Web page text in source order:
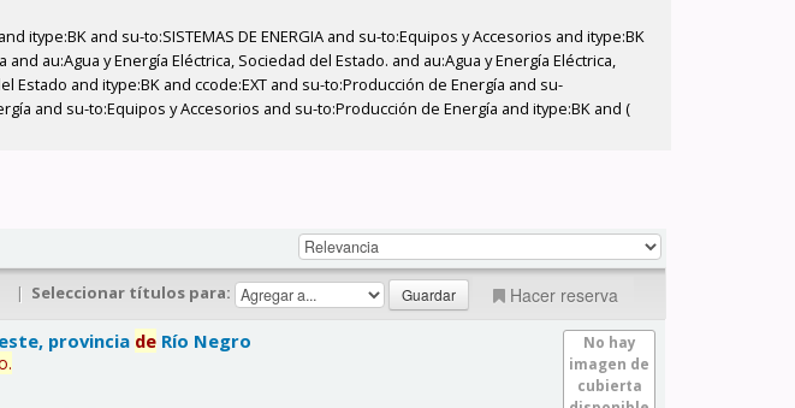
and su-to:SISTEMAS DE ENERGIA and su-to:Equipos y Accesorios and itype:BK
au:Agua y Energía Eléctrica, Sociedad del Estado. and au:Agua y Energía Eléctrica,
Estado and itype:BK and ccode:EXT and su-to:Producción de Energía and su-
and su-to:Equipos y Accesorios and su-to:Producción de Energía and itype:BK and (
| Seleccionar títulos para: Hacer reserva
No hay
imagen de
cubierta
provincia de Río Negro
.